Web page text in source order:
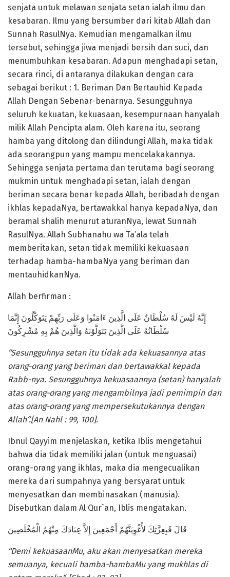
senjata untuk melawan senjata setan ialah ilmu dan
kesabaran. Ilmu yang bersumber dari kitab Allah dan
Sunnah RasulNya. Kemudian mengamalkan ilmu
tersebut, sehingga jiwa menjadi bersih dan suci, dan
menumbuhkan kesabaran. Adapun menghadapi setan,
secara rinci, di antaranya dilakukan dengan cara
sebagai berikut : 1. Beriman Dan Bertauhid Kepada
Allah Dengan Sebenar-benarnya. Sesungguhnya
seluruh kekuatan, kekuasaan, kesempurnaan hanyalah
milik Allah Pencipta alam. Oleh karena itu, seorang
hamba yang ditolong dan dilindungi Allah, maka tidak
ada seorangpun yang mampu mencelakakannya.
Sehingga senjata pertama dan terutama bagi seorang
mukmin untuk menghadapi setan, ialah dengan
beriman secara benar kepada Allah, beribadah dengan
ikhlas kepadaNya, bertawakkal hanya kepadaNya, dan
beramal shalih menurut aturanNya, lewat Sunnah
RasulNya. Allah Subhanahu wa Ta’ala telah
memberitakan, setan tidak memiliki kekuasaan
terhadap hamba-hambaNya yang beriman dan
mentauhidkanNya.
Allah berfirman :
إِنَّهُ لَيْسَ لَهُ سُلْطَانٌ عَلَى الَّذِينَ ءَامَنُوا وَعَلَى رَبِّهِمْ يَتَوَكَّلُونَ إِنَّمَا
سُلْطَانُهُ عَلَى الَّذِينَ يَتَوَلَّوْنَهُ وَالَّذِينَ هُمْ بِهِ مُشْرِكُونَ
“Sesungguhnya setan itu tidak ada kekuasannya atas
orang-orang yang beriman dan bertawakkal kepada
Rabb-nya. Sesungguhnya kekuasaannya (setan) hanyalah
atas orang-orang yang mengambilnya jadi pemimpin dan
atas orang-orang yang mempersekutukannya dengan
Allah“.[An Nahl : 99, 100].
Ibnul Qayyim menjelaskan, ketika Iblis mengetahui
bahwa dia tidak memiliki jalan (untuk menguasai)
orang-orang yang ikhlas, maka dia mengecualikan
mereka dari sumpahnya yang bersyarat untuk
menyesatkan dan membinasakan (manusia).
Disebutkan dalam Al Qur`an, Iblis mengatakan.
قَالَ فَبِعِزَّتِكَ لأُغْوِيَنَّهُمْ أَجْمَعِينَ إِلاَّ عِبَادَكَ مِنْهُمُ الْمُخْلَصِينَ
“Demi kekuasaanMu, aku akan menyesatkan mereka
semuanya, kecuali hamba-hambaMu yang mukhlas di